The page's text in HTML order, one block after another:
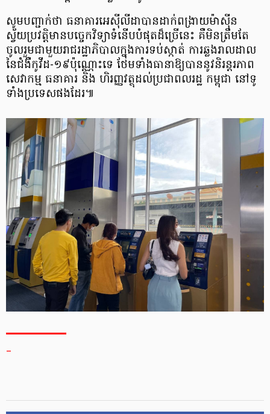
សូមបញ្ជាក់ថា ធនាគារអេស៊ីលីដា​បាន​ដាក់ពង្រាយម៉ាស៊ីន
ស្វ័យប្រវត្តិ​​មានបច្ចេកវិទ្យា​ទំនើប​បំផុតដ៏ច្រើនេះ គឺមិនត្រឹមតែ
ចូលរួមជាមួយរាជរដ្ឋាភិបាលក្នុងការទប់ស្កាត់ ការឆ្លងរាលដាល
នៃជំងឺកូវីដ-១៩ប៉ុណ្ណោះទេ ថែមទាំងធានាឱ្យបាននូវនិរន្តរភាព
សេវាកម្ម ធនាគារ និង ហិរញ្ញវត្ថុដល់ប្រជាពលរដ្ឋ កម្ពុជា នៅទូ
ទាំងប្រទេសផងដែរ៕
_